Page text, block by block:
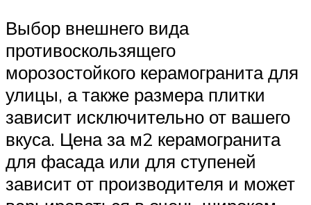
Выбор внешнего вида
противоскользящего
морозостойкого керамогранита для
улицы, а также размера плитки
зависит исключительно от вашего
вкуса. Цена за м2 керамогранита
для фасада или для ступеней
зависит от производителя и может